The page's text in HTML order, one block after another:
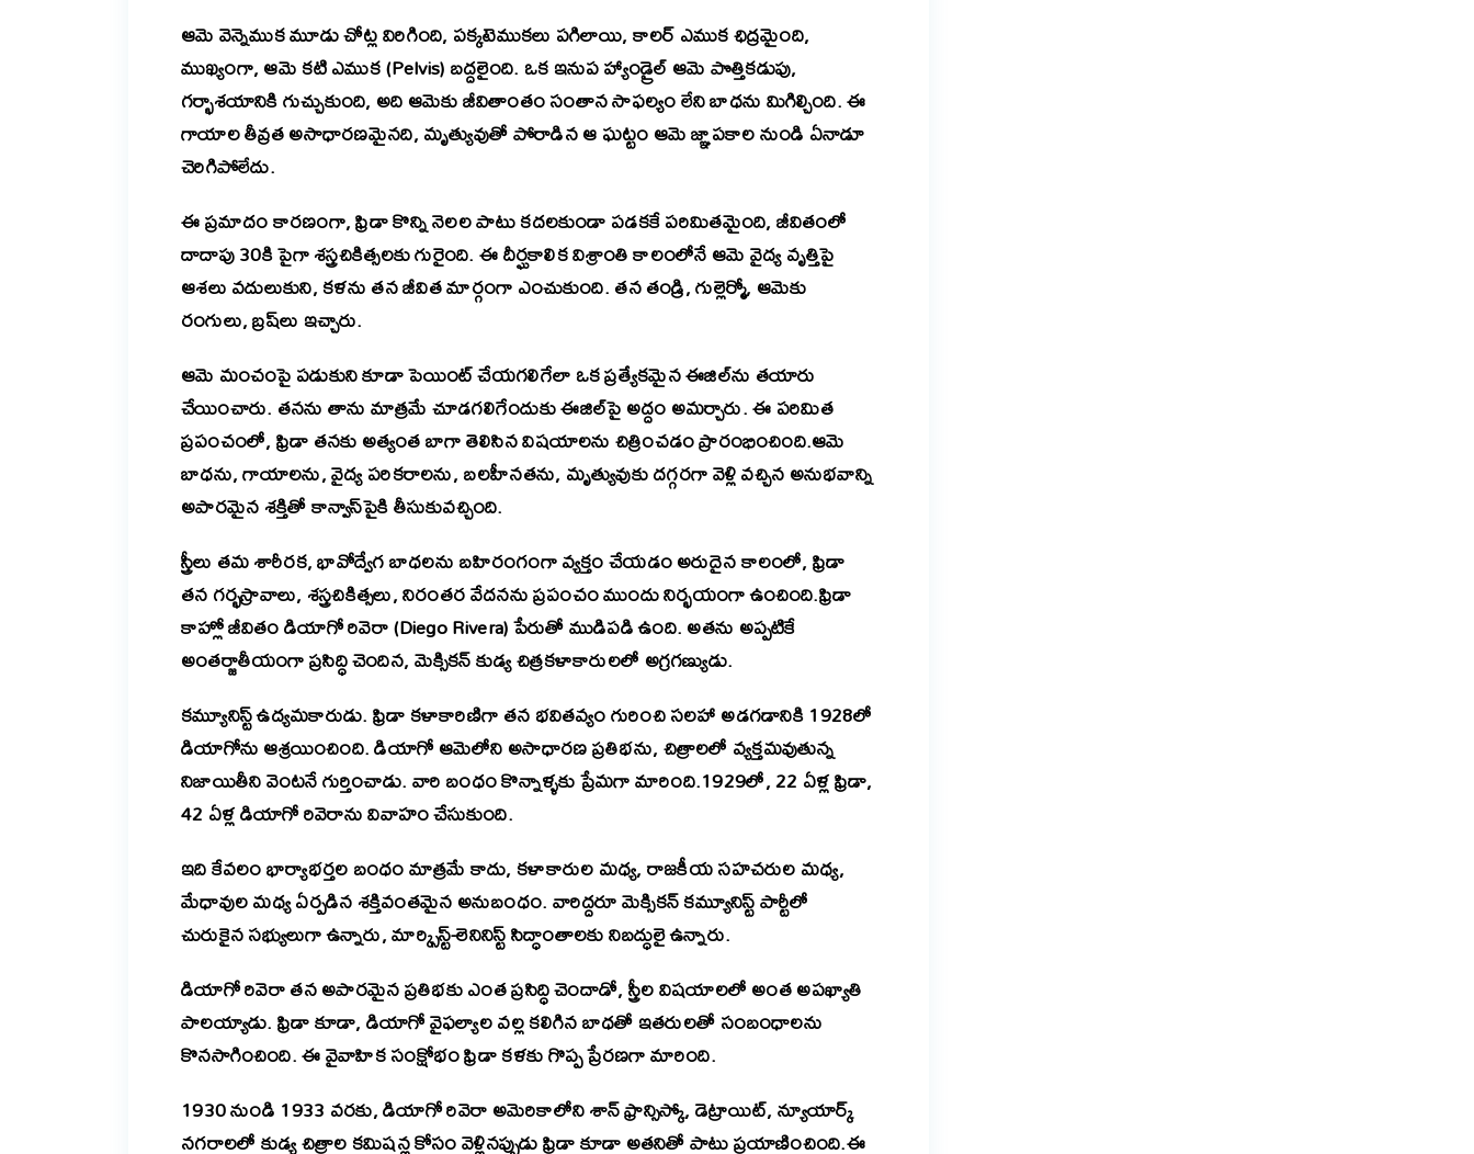
ఆమె వెన్నెముక మూడు చోట్ల విరిగింది, పక్కటెముకలు పగిలాయి, కాలర్ ఎముక ఛిద్రమైంది,
ముఖ్యంగా, ఆమె కటి ఎముక (Pelvis) బద్దలైంది. ఒక ఇనుప హ్యాండ్రైల్ ఆమె పొత్తికడుపు,
గర్భాశయానికి గుచ్చుకుంది, అది ఆమెకు జీవితాంతం సంతాన సాఫల్యం లేని బాధను మిగిల్చింది. ఈ
గాయాల తీవ్రత అసాధారణమైనది, మృత్యువుతో పోరాడిన ఆ ఘట్టం ఆమె జ్ఞాపకాల నుండి ఏనాడూ
చెరిగిపోలేదు.
ఈ ప్రమాదం కారణంగా, ఫ్రిడా కొన్ని నెలల పాటు కదలకుండా పడకకే పరిమితమైంది, జీవితంలో
దాదాపు 30కి పైగా శస్త్రచికిత్సలకు గురైంది. ఈ దీర్ఘకాలిక విశ్రాంతి కాలంలోనే ఆమె వైద్య వృత్తిపై
ఆశలు వదులుకుని, కళను తన జీవిత మార్గంగా ఎంచుకుంది. తన తండ్రి, గుల్లెర్మో, ఆమెకు
రంగులు, బ్రష్‌లు ఇచ్చారు.
ఆమె మంచంపై పడుకుని కూడా పెయింట్ చేయగలిగేలా ఒక ప్రత్యేకమైన ఈజిల్‌ను తయారు
చేయించారు. తనను తాను మాత్రమే చూడగలిగేందుకు ఈజిల్‌పై అద్దం అమర్చారు. ఈ పరిమిత
ప్రపంచంలో, ఫ్రిడా తనకు అత్యంత బాగా తెలిసిన విషయాలను చిత్రించడం ప్రారంభించింది.ఆమె
బాధను, గాయాలను, వైద్య పరికరాలను, బలహీనతను, మృత్యువుకు దగ్గరగా వెళ్లి వచ్చిన అనుభవాన్ని
అపారమైన శక్తితో కాన్వాస్‌పైకి తీసుకువచ్చింది.
స్త్రీలు తమ శారీరక, భావోద్వేగ బాధలను బహిరంగంగా వ్యక్తం చేయడం అరుదైన కాలంలో, ఫ్రిడా
తన గర్భస్రావాలు, శస్త్రచికిత్సలు, నిరంతర వేదనను ప్రపంచం ముందు నిర్భయంగా ఉంచింది.ఫ్రిడా
కాహ్లో జీవితం డియాగో రివెరా (Diego Rivera) పేరుతో ముడిపడి ఉంది. అతను అప్పటికే
అంతర్జాతీయంగా ప్రసిద్ధి చెందిన, మెక్సికన్ కుడ్య చిత్రకళాకారులలో అగ్రగణ్యుడు.
కమ్యూనిస్ట్ ఉద్యమకారుడు. ఫ్రిడా కళాకారిణిగా తన భవితవ్యం గురించి సలహా అడగడానికి 1928లో
డియాగోను ఆశ్రయించింది. డియాగో ఆమెలోని అసాధారణ ప్రతిభను, చిత్రాలలో వ్యక్తమవుతున్న
నిజాయితీని వెంటనే గుర్తించాడు. వారి బంధం కొన్నాళ్ళకు ప్రేమగా మారింది.1929లో, 22 ఏళ్ల ఫ్రిడా,
42 ఏళ్ల డియాగో రివెరాను వివాహం చేసుకుంది.
ఇది కేవలం భార్యాభర్తల బంధం మాత్రమే కాదు, కళాకారుల మధ్య, రాజకీయ సహచరుల మధ్య,
మేధావుల మధ్య ఏర్పడిన శక్తివంతమైన అనుబంధం. వారిద్దరూ మెక్సికన్ కమ్యూనిస్ట్ పార్టీలో
చురుకైన సభ్యులుగా ఉన్నారు, మార్క్సిస్ట్-లెనినిస్ట్ సిద్ధాంతాలకు నిబద్ధులై ఉన్నారు.
డియాగో రివెరా తన అపారమైన ప్రతిభకు ఎంత ప్రసిద్ధి చెందాడో, స్త్రీల విషయాలలో అంత అపఖ్యాతి
పాలయ్యాడు. ఫ్రిడా కూడా, డియాగో వైఫల్యాల వల్ల కలిగిన బాధతో ఇతరులతో సంబంధాలను
కొనసాగించింది. ఈ వైవాహిక సంక్షోభం ఫ్రిడా కళకు గొప్ప ప్రేరణగా మారింది.
1930 నుండి 1933 వరకు, డియాగో రివెరా అమెరికాలోని శాన్ ఫ్రాన్సిస్కో, డెట్రాయిట్, న్యూయార్క్
నగరాలలో కుడ్య చిత్రాల కమిషన్ల కోసం వెళ్లినప్పుడు ఫ్రిడా కూడా అతనితో పాటు ప్రయాణించింది.ఈ